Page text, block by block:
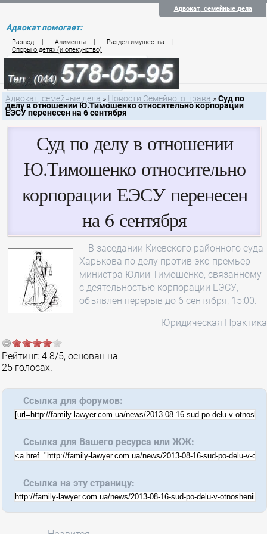
Адвокат, семейные дела
Адвокат помогает:
Развод | Алименты | Раздел имущества
|
Споры о детях (и опекунство)
Цены на услуги по семейному праву
Контакты семейного юриста
Адвокат, семейные дела » Новости Семейного права »Суд по
делу в отношении Ю.Тимошенко относительно корпорации
ЕЭСУ перенесен на 6 сентября
Суд по делу в отношении
Ю.Тимошенко относительно
корпорации ЕЭСУ перенесен
на 6 сентября
В заседании Киевского районного суда
Харькова по делу против экс-премьер-
министра Юлии Тимошенко, связанному
с деятельностью корпорации ЕЭСУ,
объявлен перерыв до 6 сентября, 15:00.
Юридическая Практика
Рейтинг: 4.8/5, основан на
25 голосах.
Ссылка для форумов:
Ссылка для Вашего ресурса или ЖЖ:
Ссылка на эту страницу: